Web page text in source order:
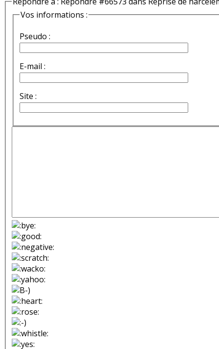
Vos informations :
Pseudo :
E-mail :
Site :